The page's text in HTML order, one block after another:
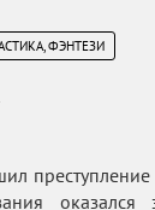
ФЭНТЕЗИ